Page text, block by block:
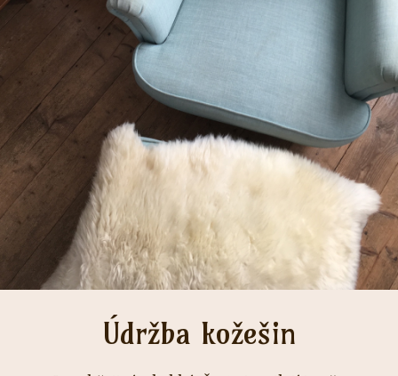
Údržba kožešin